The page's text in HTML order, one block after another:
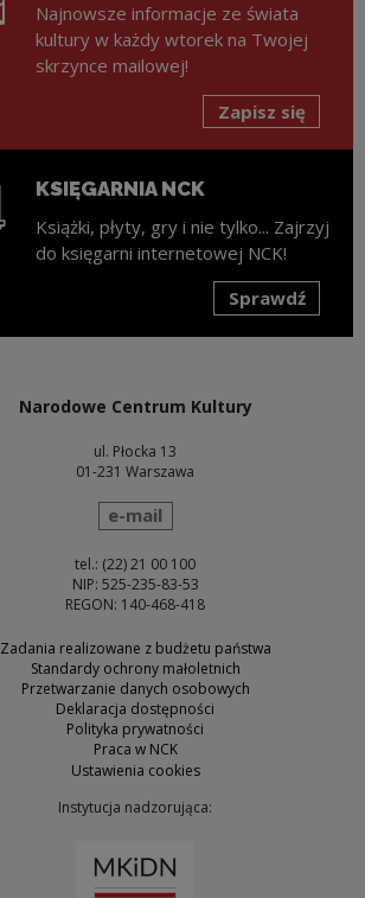
Najnowsze informacje ze świata
kultury w każdy wtorek na Twojej
skrzynce mailowej!
Zapisz się
KSIĘGARNIA NCK
Książki, płyty, gry i nie tylko... Zajrzyj
do księgarni internetowej NCK!
Sprawdź
Narodowe Centrum Kultury
ul. Płocka 13
01-231 Warszawa
wyślij wiadomość
e-mail
tel.: (22) 21 00 100
NIP: 525-235-83-53
REGON: 140-468-418
Zadania realizowane z budżetu państwa
Standardy ochrony małoletnich
Przetwarzanie danych osobowych
Deklaracja dostępności
Polityka prywatności
Praca w NCK
Ustawienia cookies
Instytucja nadzorująca: